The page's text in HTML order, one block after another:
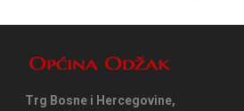
Trg Bosne i Hercegovine,